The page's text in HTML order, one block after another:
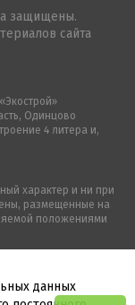
Одинцово
4 литера и,
защищены.
сайта
характер и ни при
размещенные на
положениями
данных